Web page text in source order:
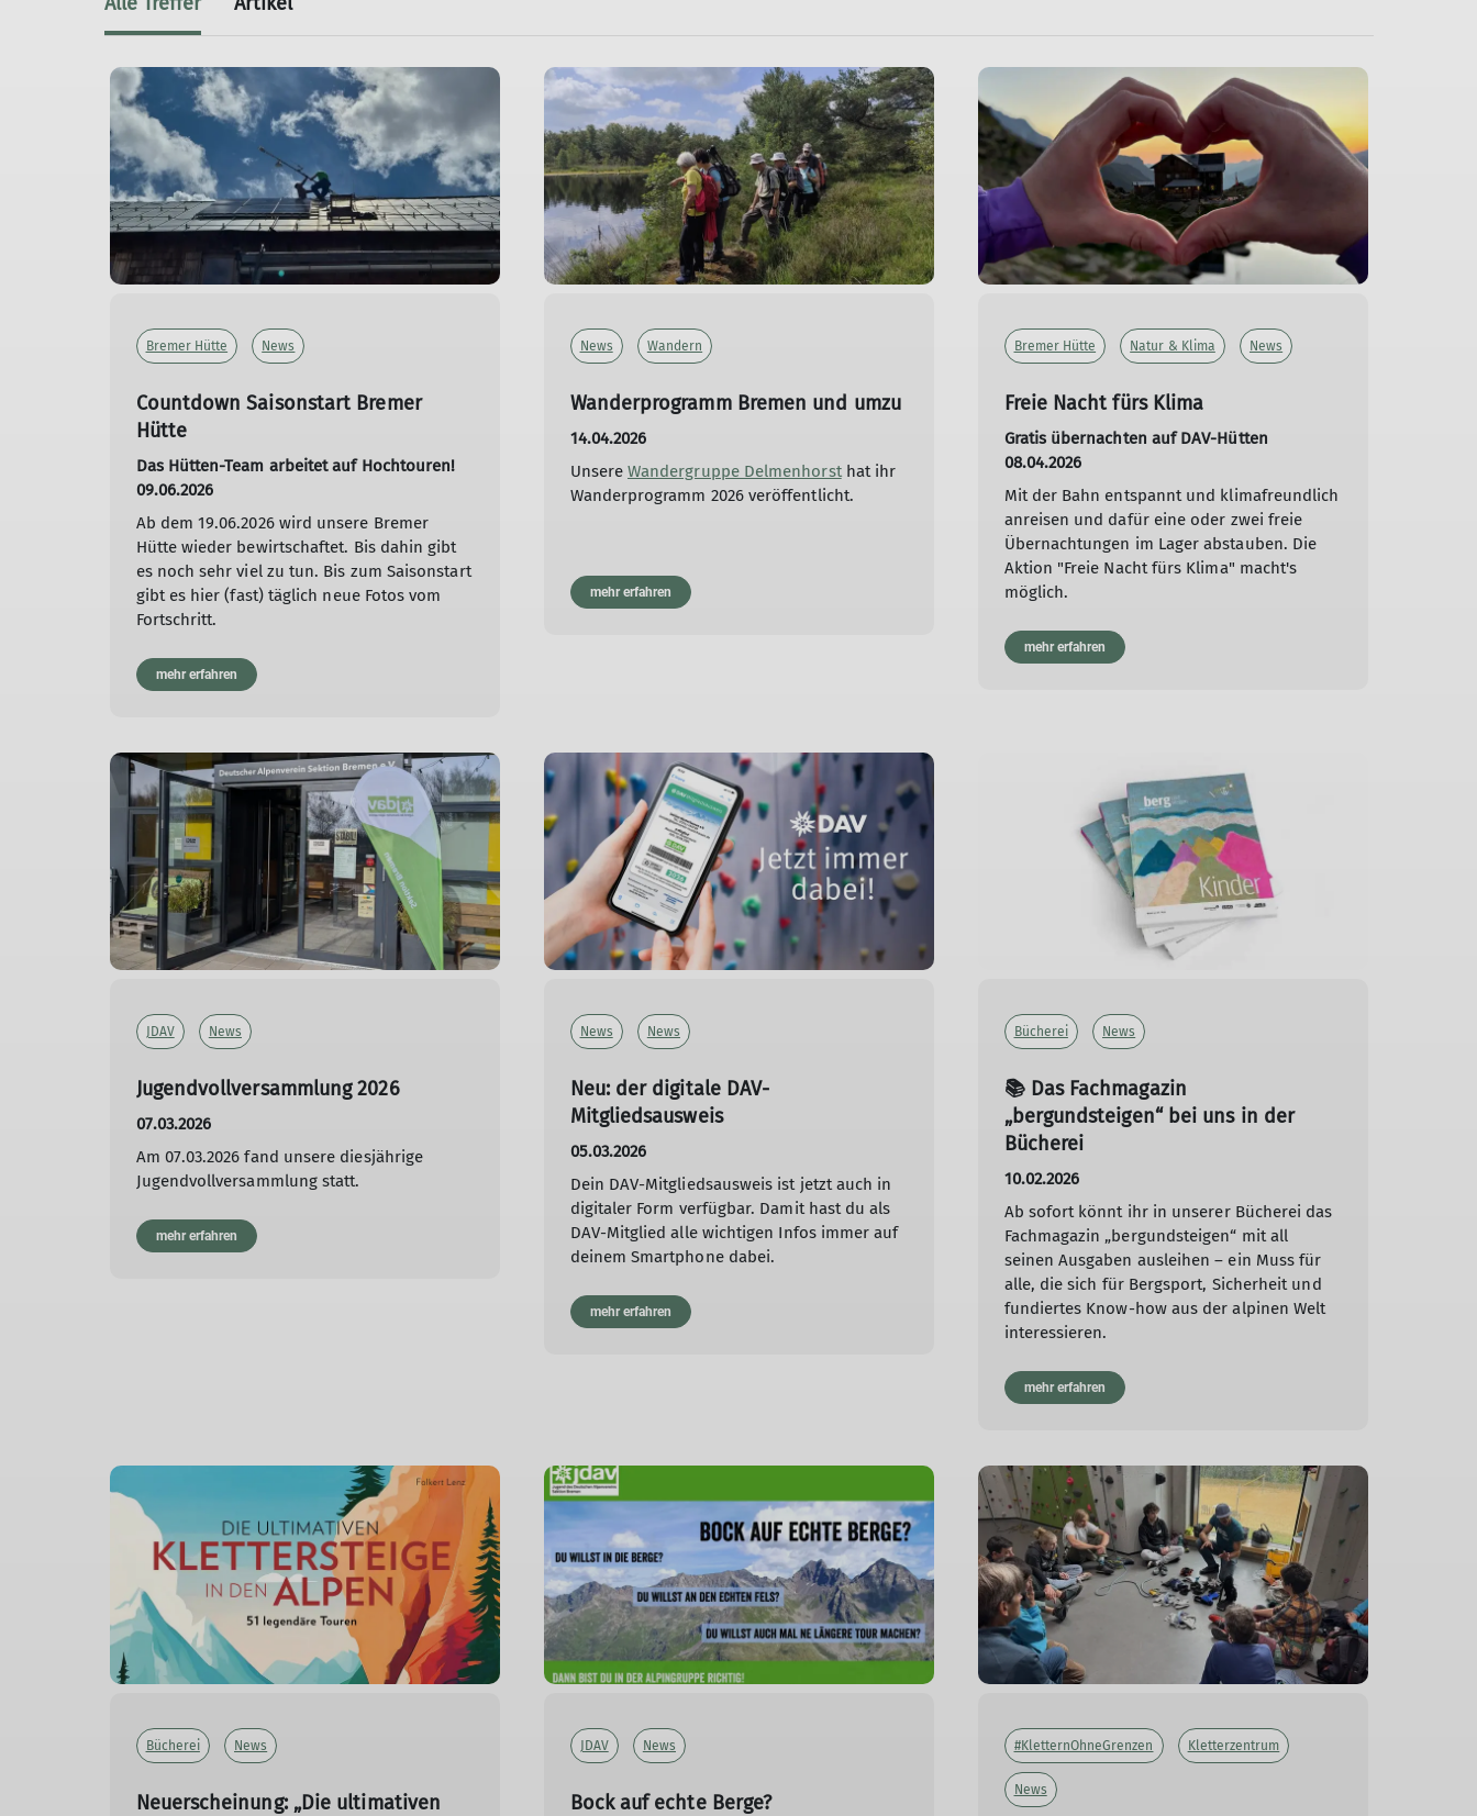
Bremer Hütte News
Countdown Saisonstart Bremer
Hütte
Das Hütten-Team arbeitet auf Hochtouren!
09.06.2026
Ab dem 19.06.2026 wird unsere Bremer
Hütte wieder bewirtschaftet. Bis dahin gibt
es noch sehr viel zu tun. Bis zum Saisonstart
gibt es hier (fast) täglich neue Fotos vom
Fortschritt.
mehr erfahren
News Wandern
Wanderprogramm Bremen und umzu
14.04.2026
Unsere Wandergruppe Delmenhorsthat ihr
Wanderprogramm 2026 veröffentlicht.
mehr erfahren
Bremer Hütte Natur & Klima News
Freie Nacht fürs Klima
Gratis übernachten auf DAV-Hütten
08.04.2026
Mit der Bahn entspannt und klimafreundlich
anreisen und dafür eine oder zwei freie
Übernachtungen im Lager abstauben. Die
Aktion "Freie Nacht fürs Klima" macht's
möglich.
mehr erfahren
JDAV News
Jugendvollversammlung 2026
07.03.2026
Am 07.03.2026 fand unsere diesjährige
Jugendvollversammlung statt.
mehr erfahren
News News
Neu: der digitale DAV-
Mitgliedsausweis
05.03.2026
Dein DAV-Mitgliedsausweis ist jetzt auch in
digitaler Form verfügbar. Damit hast du als
DAV-Mitglied alle wichtigen Infos immer auf
deinem Smartphone dabei.
mehr erfahren
Bücherei News
📚 Das Fachmagazin
„bergundsteigen“ bei uns in der
Bücherei
10.02.2026
Ab sofort könnt ihr in unserer Bücherei das
Fachmagazin „bergundsteigen“ mit all
seinen Ausgaben ausleihen – ein Muss für
alle, die sich für Bergsport, Sicherheit und
fundiertes Know-how aus der alpinen Welt
interessieren.
mehr erfahren
Bücherei News
Neuerscheinung: „Die ultimativen
JDAV News
Bock auf echte Berge?
#KletternOhneGrenzen Kletterzentrum
News